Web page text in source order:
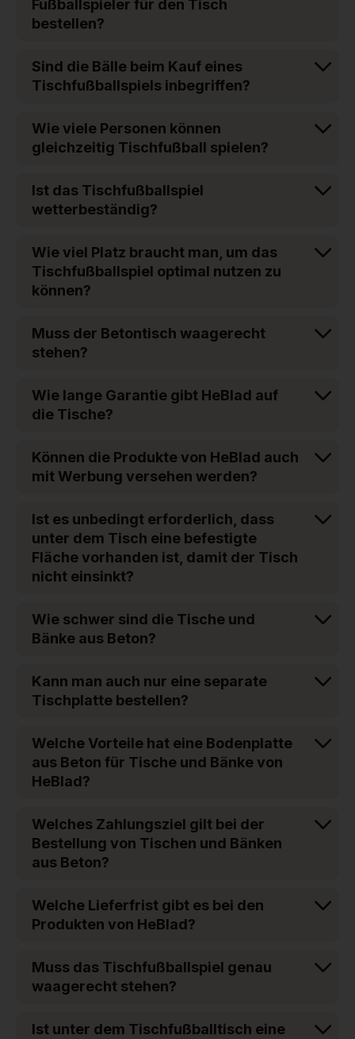
Fußballspieler für den Tisch
bestellen?
Sind die Bälle beim Kauf eines
Tischfußballspiels inbegriffen?
Wie viele Personen können
gleichzeitig Tischfußball spielen?
Ist das Tischfußballspiel
wetterbeständig?
Wie viel Platz braucht man, um das
Tischfußballspiel optimal nutzen zu
können?
Muss der Betontisch waagerecht
stehen?
Wie lange Garantie gibt HeBlad auf
die Tische?
Können die Produkte von HeBlad auch
mit Werbung versehen werden?
Ist es unbedingt erforderlich, dass
unter dem Tisch eine befestigte
Fläche vorhanden ist, damit der Tisch
nicht einsinkt?
Wie schwer sind die Tische und
Bänke aus Beton?
Kann man auch nur eine separate
Tischplatte bestellen?
Welche Vorteile hat eine Bodenplatte
aus Beton für Tische und Bänke von
HeBlad?
Welches Zahlungsziel gilt bei der
Bestellung von Tischen und Bänken
aus Beton?
Welche Lieferfrist gibt es bei den
Produkten von HeBlad?
Muss das Tischfußballspiel genau
waagerecht stehen?
Ist unter dem Tischfußballtisch eine